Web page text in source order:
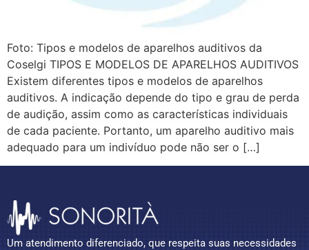
Foto: Tipos e modelos de aparelhos auditivos da
Coselgi TIPOS E MODELOS DE APARELHOS AUDITIVOS
Existem diferentes tipos e modelos de aparelhos
auditivos. A indicação depende do tipo e grau de perda
de audição, assim como as características individuais
de cada paciente. Portanto, um aparelho auditivo mais
adequado para um indivíduo pode não ser o […]
Um atendimento diferenciado, que respeita suas necessidades